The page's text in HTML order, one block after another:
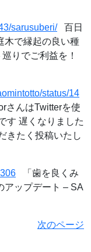
sarusuberi/百日
木で縁起の良い種
りでご利益を！
status/14
さんはTwitterを使
す 遅くなりました
きたく投稿いたし
「歯を良くみ
アップデート – SA
次のページ